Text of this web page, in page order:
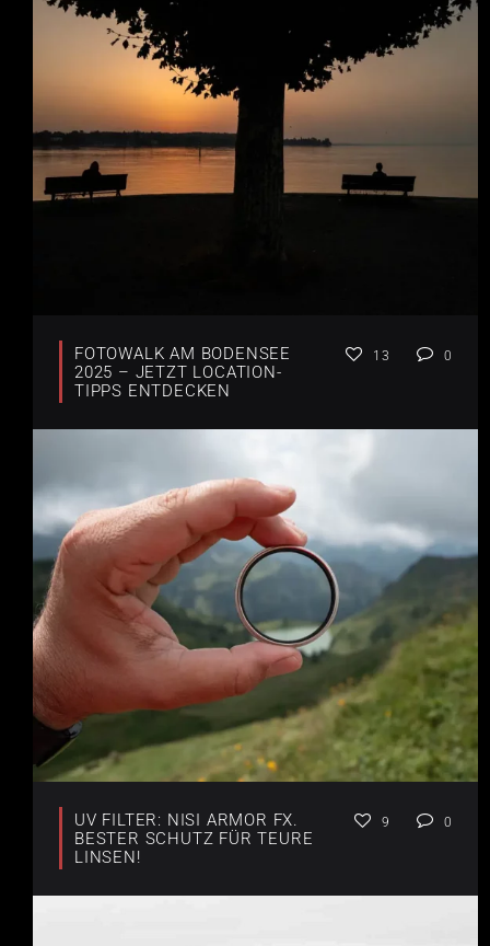
FOTOWALK AM BODENSEE
2025 – JETZT LOCATION-
TIPPS ENTDECKEN
13 0
UV FILTER: NISI ARMOR FX.
BESTER SCHUTZ FÜR TEURE
LINSEN!
9 0